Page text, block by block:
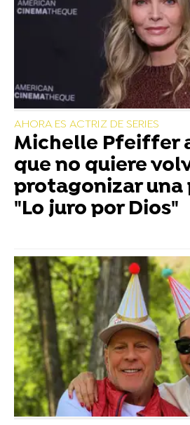
AHORA ES ACTRIZ DE SERIES
Michelle Pfeiffer
que no quiere
protagonizar una
"Lo juro por Dios"